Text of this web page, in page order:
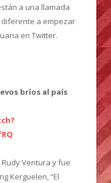
a una llamada
a empezar
en Twitter.
bríos al país
Ventura y fue
Kerguelen, “El